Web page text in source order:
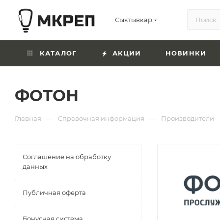
Сыктывкар
КАТАЛОГ АКЦИИ НОВИНКИ
ФОТОН
Главная — Справочная информация — Производители
Соглашение на обработку
данных
Публичная оферта